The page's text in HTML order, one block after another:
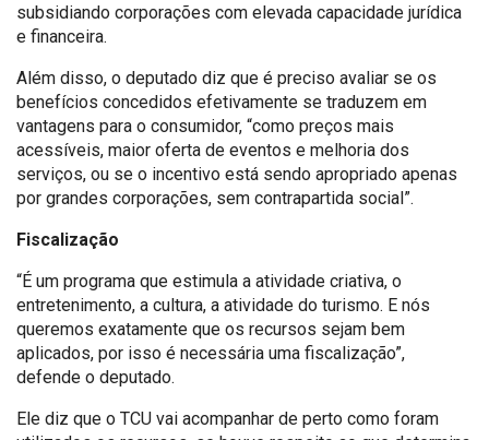
subsidiando corporações com elevada capacidade jurídica
e financeira.
Além disso, o deputado diz que é preciso avaliar se os
benefícios concedidos efetivamente se traduzem em
vantagens para o consumidor, “como preços mais
acessíveis, maior oferta de eventos e melhoria dos
serviços, ou se o incentivo está sendo apropriado apenas
por grandes corporações, sem contrapartida social”.
Fiscalização
“É um programa que estimula a atividade criativa, o
entretenimento, a cultura, a atividade do turismo. E nós
queremos exatamente que os recursos sejam bem
aplicados, por isso é necessária uma fiscalização”,
defende o deputado.
Ele diz que o TCU vai acompanhar de perto como foram